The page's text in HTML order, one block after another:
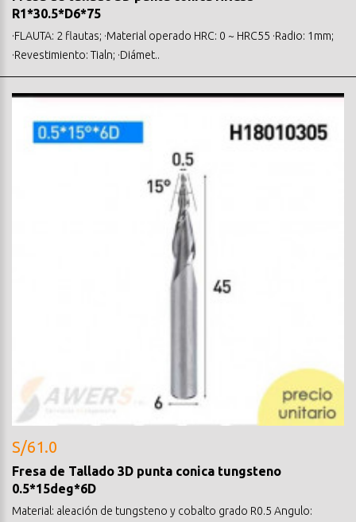
R1*30.5*D6*75
·FLAUTA: 2 flautas; ·Material operado HRC: 0 ~ HRC55 ·Radio: 1mm;
·Revestimiento: Tialn; ·Diámet..
S/61.0
Fresa de Tallado 3D punta conica tungsteno
0.5*15deg*6D
Material: aleación de tungsteno y cobalto grado R0.5 Angulo: